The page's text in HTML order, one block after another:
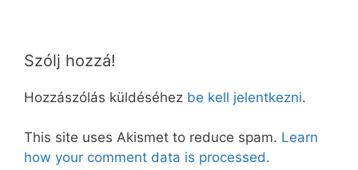
Szólj hozzá!
Hozzászólás küldéséhez be kell jelentkezni.
This site uses Akismet to reduce spam. Learn
how your comment data is processed.